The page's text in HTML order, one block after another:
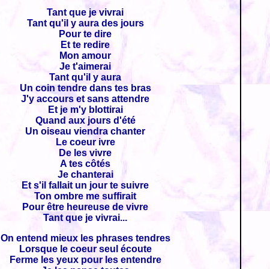
Tant que je vivrai
Tant qu'il y aura des jours
Pour te dire
Et te redire
Mon amour
Je t'aimerai
Tant qu'il y aura
Un coin tendre dans tes bras
J'y accours et sans attendre
Et je m'y blottirai
Quand aux jours d'été
Un oiseau viendra chanter
Le coeur ivre
De les vivre
A tes côtés
Je chanterai
Et s'il fallait un jour te suivre
Ton ombre me suffirait
Pour être heureuse de vivre
Tant que je vivrai...
On entend mieux les phrases tendres
Lorsque le coeur seul écoute
Ferme les yeux pour les entendre